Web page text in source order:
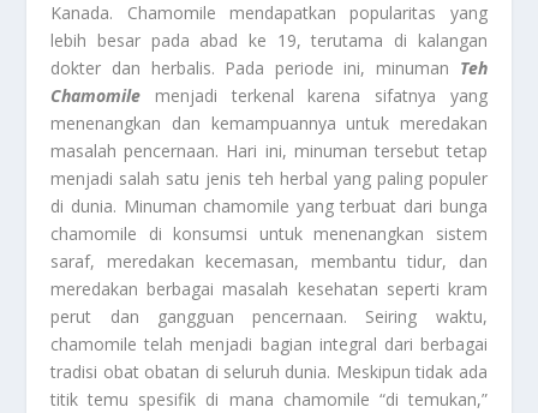
Kanada. Chamomile mendapatkan popularitas yang
lebih besar pada abad ke 19, terutama di kalangan
dokter dan herbalis. Pada periode ini, minuman Teh
Chamomile menjadi terkenal karena sifatnya yang
menenangkan dan kemampuannya untuk meredakan
masalah pencernaan. Hari ini, minuman tersebut tetap
menjadi salah satu jenis teh herbal yang paling populer
di dunia. Minuman chamomile yang terbuat dari bunga
chamomile di konsumsi untuk menenangkan sistem
saraf, meredakan kecemasan, membantu tidur, dan
meredakan berbagai masalah kesehatan seperti kram
perut dan gangguan pencernaan. Seiring waktu,
chamomile telah menjadi bagian integral dari berbagai
tradisi obat obatan di seluruh dunia. Meskipun tidak ada
titik temu spesifik di mana chamomile “di temukan,”